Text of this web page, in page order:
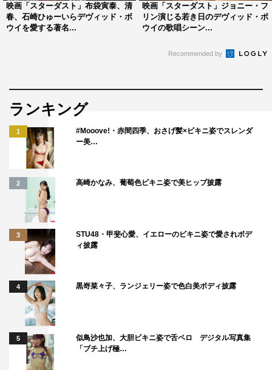
映画「スターダスト」布袋寅泰、清
春、石崎ひゅーいらデヴィッド・ボ
ウイを愛する著名...
映画「スターダスト」ジョニー・フ
リン演じる若き日のデヴィッド・ボ
ウイの歌唱シーン...
Recommended by
ランキング
1
#Mooove!・赤間四季、おさげ髪×ビキニ姿でスレンダ
ー美…
2 高崎かなみ、葡萄色ビキニ姿で美ヒップ披露
3
STU48・甲斐心愛、イエローのビキニ姿で愛されボデ
ィ披露
4 黒嵜菜々子、ランジェリー姿で色白美ボディ披露
5
似鳥沙也加、大胆ビキニ姿で舌ペロ デジタル写真集
「ブチ上げ極…